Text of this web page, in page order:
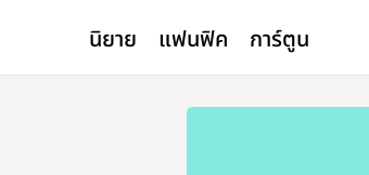
นิยาย แฟนฟิค การ์ตูน